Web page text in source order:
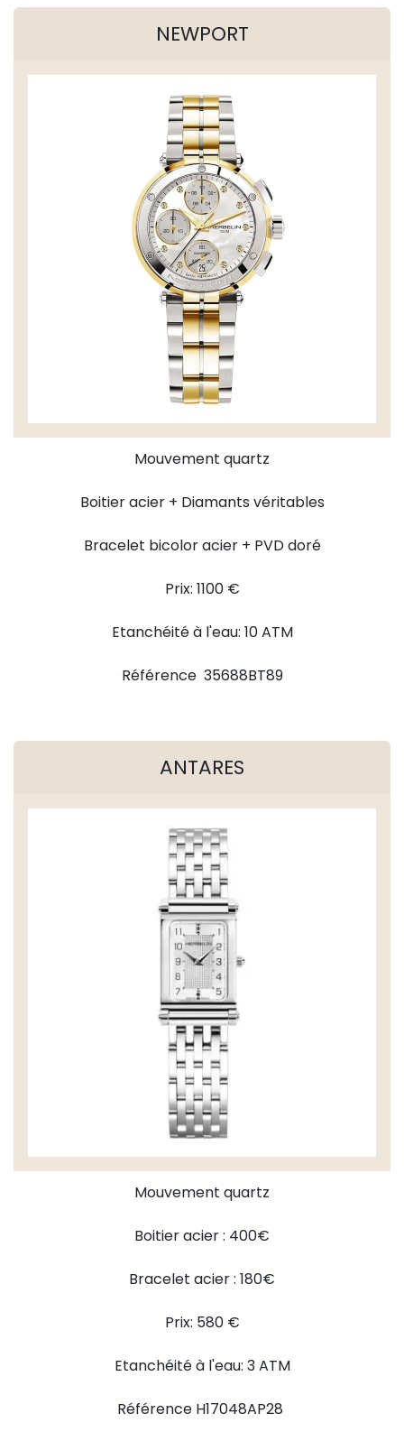
NEWPORT
Mouvement quartz
Boitier acier + Diamants véritables
Bracelet bicolor acier + PVD doré
Prix: 1100 €
Etanchéité à l'eau: 10 ATM
Référence 35688BT89
ANTARES
Mouvement quartz
Boitier acier : 400€
Bracelet acier : 180€
Prix: 580 €
Etanchéité à l'eau: 3 ATM
Référence H17048AP28